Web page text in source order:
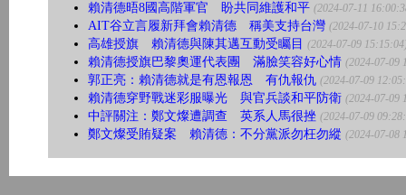
賴清德晤8國高階軍官 盼共同維護和平 (2024-07-11
AIT谷立言履新拜會賴清德 稱美支持台灣 (2024-07-10
高雄授旗 賴清德與陳其邁互動受矚目 (2024-07-09
賴清德授旗巴黎奧運代表團 滿臉笑容好心情 (2024-07-09
郭正亮：賴清德就是有恩報恩 有仇報仇 (2024-07-09
賴清德穿野戰迷彩服曝光 與官兵談和平防衛 (2024-07-09
中評關注：鄭文燦遭調查 英系人馬很挫 (2024-07-09
鄭文燦受賄疑案 賴清德：不分黨派勿枉勿縱 (2024-07-08